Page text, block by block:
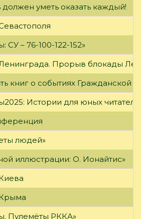
уметь оказать каждый!
– 76-100-122-152»
Прорыв блокады
книг о событиях Гражданской
Истории для юных
людей»
иллюстрации: О. Ионайтис»
Пулемёты РККА»